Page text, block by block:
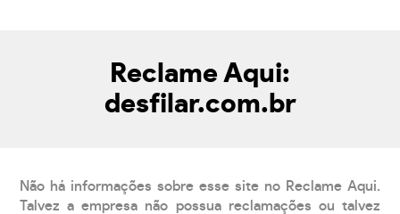
Reclame Aqui:
desfilar.com.br
Não há informações sobre esse site no Reclame Aqui.
Talvez a empresa não possua reclamações ou talvez